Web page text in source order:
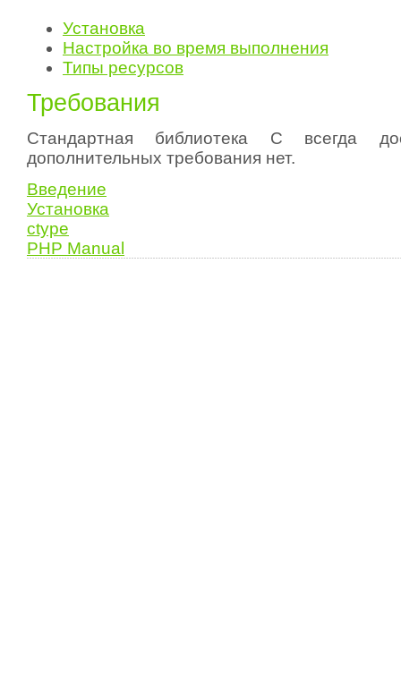
Установка
Настройка во время выполнения
Типы ресурсов
Требования
Стандартная библиотека C всегда
дополнительных требования нет.
Введение
Установка
ctype
PHP Manual